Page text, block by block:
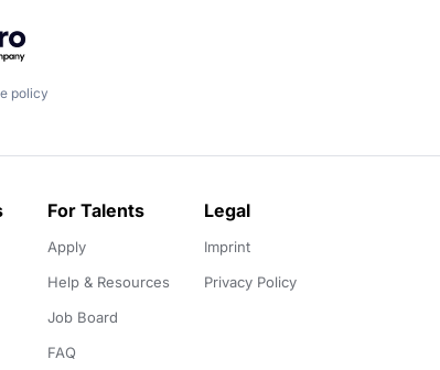
policy
For Talents
Apply
Help & Resources
Job Board
FAQ
Legal
Imprint
Privacy Policy